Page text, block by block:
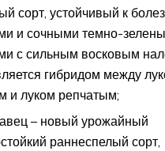
сорт, устойчивый к
и сочными темно-
с сильным восковым
гибридом между
и луком репчатым;
– новый урожайный
раннеспелый сорт,